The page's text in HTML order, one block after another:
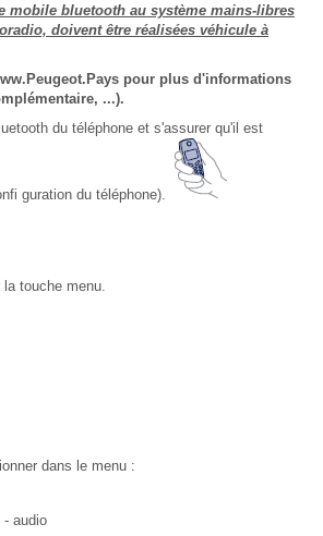
mobile bluetooth au système mains-libres
doivent être réalisées véhicule à
pour plus d'informations
...).
du téléphone et s'assurer qu'il est
guration du téléphone).
touche menu.
dans le menu :
- audio